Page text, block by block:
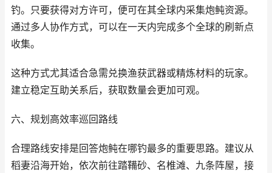
钓。只要获得对方许可，便可在其全球内采集炮鲀资源。
通过多人协作方式，可以在一天内完成多个全球的刷新点
收集。
这种方式尤其适合急需兑换渔获武器或精炼材料的玩家。
建立稳定互助关系后，获取数量会更加可观。
六、规划高效率巡回路线
合理路线安排是回答炮鲀在哪钓最多的重要思路。建议从
稻妻沿海开始，依次前往踏鞴砂、名椎滩、九条阵屋，接